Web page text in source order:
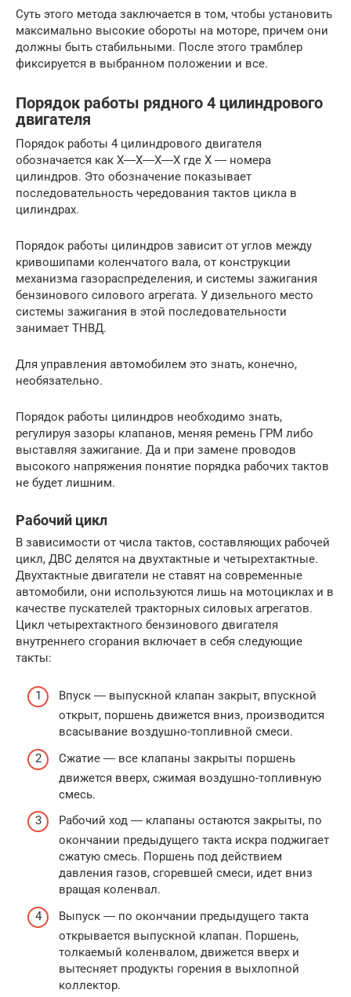
Суть этого метода заключается в том, чтобы установить
максимально высокие обороты на моторе, причем они
должны быть стабильными. После этого трамблер
фиксируется в выбранном положении и все.
Порядок работы рядного 4 цилиндрового
двигателя
Порядок работы 4 цилиндрового двигателя
обозначается как Х―Х―Х―Х где Х ― номера
цилиндров. Это обозначение показывает
последовательность чередования тактов цикла в
цилиндрах.
Порядок работы цилиндров зависит от углов между
кривошипами коленчатого вала, от конструкции
механизма газораспределения, и системы зажигания
бензинового силового агрегата. У дизельного место
системы зажигания в этой последовательности
занимает ТНВД.
Для управления автомобилем это знать, конечно,
необязательно.
Порядок работы цилиндров необходимо знать,
регулируя зазоры клапанов, меняя ремень ГРМ либо
выставляя зажигание. Да и при замене проводов
высокого напряжения понятие порядка рабочих тактов
не будет лишним.
Рабочий цикл
В зависимости от числа тактов, составляющих рабочей
цикл, ДВС делятся на двухтактные и четырехтактные.
Двухтактные двигатели не ставят на современные
автомобили, они используются лишь на мотоциклах и в
качестве пускателей тракторных силовых агрегатов.
Цикл четырехтактного бензинового двигателя
внутреннего сгорания включает в себя следующие
такты:
Впуск ― выпускной клапан закрыт, впускной
открыт, поршень движется вниз, производится
всасывание воздушно-топливной смеси.
Сжатие ― все клапаны закрыты поршень
движется вверх, сжимая воздушно-топливную
смесь.
Рабочий ход ― клапаны остаются закрыты, по
окончании предыдущего такта искра поджигает
сжатую смесь. Поршень под действием
давления газов, сгоревшей смеси, идет вниз
вращая коленвал.
Выпуск ― по окончании предыдущего такта
открывается выпускной клапан. Поршень,
толкаемый коленвалом, движется вверх и
вытесняет продукты горения в выхлопной
коллектор.